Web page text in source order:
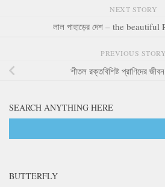
NEXT STORY
লাল পাহাড়ের দেশ – the
PREVIOUS STORY
শীতল রক্তবিশিষ্ট প্রাণিদের
SEARCH ANYTHING HERE
BUTTERFLY